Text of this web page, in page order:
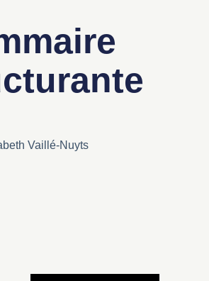
Vaillé-Nuyts